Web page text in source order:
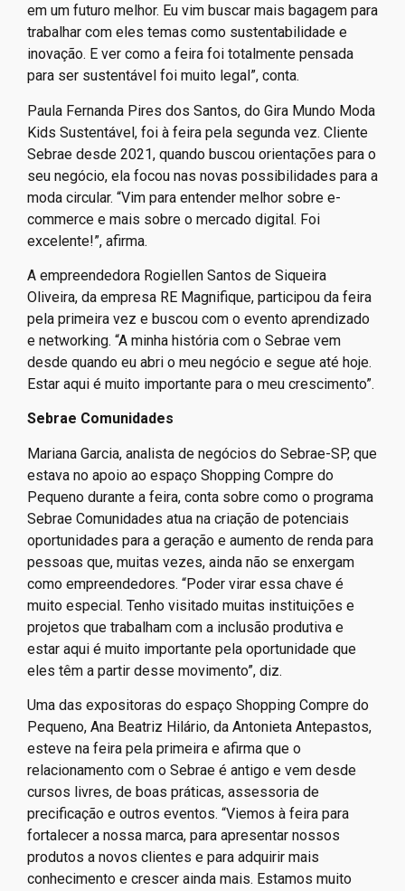
em um futuro melhor. Eu vim buscar mais bagagem para
trabalhar com eles temas como sustentabilidade e
inovação. E ver como a feira foi totalmente pensada
para ser sustentável foi muito legal”, conta.
Paula Fernanda Pires dos Santos, do Gira Mundo Moda
Kids Sustentável, foi à feira pela segunda vez. Cliente
Sebrae desde 2021, quando buscou orientações para o
seu negócio, ela focou nas novas possibilidades para a
moda circular. “Vim para entender melhor sobre e-
commerce e mais sobre o mercado digital. Foi
excelente!”, afirma.
A empreendedora Rogiellen Santos de Siqueira
Oliveira, da empresa RE Magnifique, participou da feira
pela primeira vez e buscou com o evento aprendizado
e networking. “A minha história com o Sebrae vem
desde quando eu abri o meu negócio e segue até hoje.
Estar aqui é muito importante para o meu crescimento”.
Sebrae Comunidades
Mariana Garcia, analista de negócios do Sebrae-SP, que
estava no apoio ao espaço Shopping Compre do
Pequeno durante a feira, conta sobre como o programa
Sebrae Comunidades atua na criação de potenciais
oportunidades para a geração e aumento de renda para
pessoas que, muitas vezes, ainda não se enxergam
como empreendedores. “Poder virar essa chave é
muito especial. Tenho visitado muitas instituições e
projetos que trabalham com a inclusão produtiva e
estar aqui é muito importante pela oportunidade que
eles têm a partir desse movimento”, diz.
Uma das expositoras do espaço Shopping Compre do
Pequeno, Ana Beatriz Hilário, da Antonieta Antepastos,
esteve na feira pela primeira e afirma que o
relacionamento com o Sebrae é antigo e vem desde
cursos livres, de boas práticas, assessoria de
precificação e outros eventos. “Viemos à feira para
fortalecer a nossa marca, para apresentar nossos
produtos a novos clientes e para adquirir mais
conhecimento e crescer ainda mais. Estamos muito